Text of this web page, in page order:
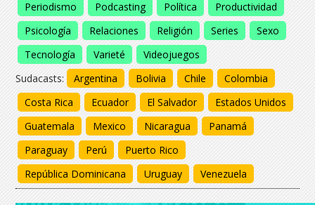
Periodismo
Podcasting Política
Productividad
Psicología
Relaciones Religión Series
Sexo
Tecnología
Varieté
Videojuegos
Sudacasts:
Argentina Bolivia Chile
Colombia
Costa Rica
Ecuador El Salvador
Estados Unidos
Guatemala
Mexico Nicaragua
Panamá
Paraguay
Perú
Puerto Rico
República Dominicana
Uruguay Venezuela